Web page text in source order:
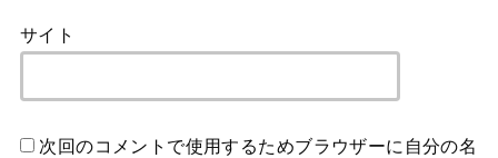
サイト
次回のコメントで使用するためブラウザーに自分の名